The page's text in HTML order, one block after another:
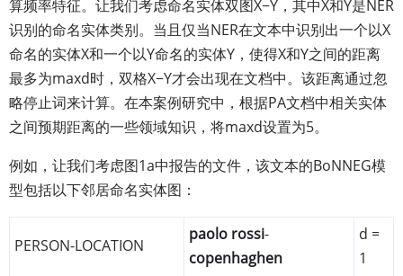
算频率特征。让我们考虑命名实体双图X−Y，其中X和Y是NER
识别的命名实体类别。当且仅当NER在文本中识别出一个以X
命名的实体X和一个以Y命名的实体Y，使得X和Y之间的距离
最多为maxd时，双格X−Y才会出现在文档中。该距离通过忽
略停止词来计算。在本案例研究中，根据PA文档中相关实体
之间预期距离的一些领域知识，将maxd设置为5。
例如，让我们考虑图1a中报告的文件，该文本的BoNNEG模
型包括以下邻居命名实体图：
PERSON-LOCATION
paolo rossi-
copenhaghen
d =
1